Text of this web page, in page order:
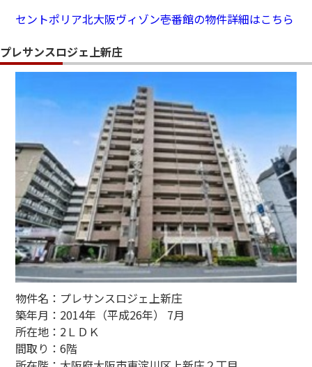
セントポリア北大阪ヴィゾン壱番館の物件詳細はこちら
プレサンスロジェ上新庄
物件名：プレサンスロジェ上新庄
築年月：2014年（平成26年） 7月
所在地：2ＬＤＫ
間取り：6階